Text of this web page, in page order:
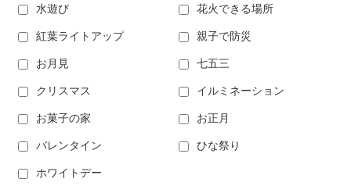
水遊び 花火できる場所
紅葉ライトアップ 親子で防災
お月見 七五三
クリスマス イルミネーション
お菓子の家 お正月
バレンタイン ひな祭り
ホワイトデー